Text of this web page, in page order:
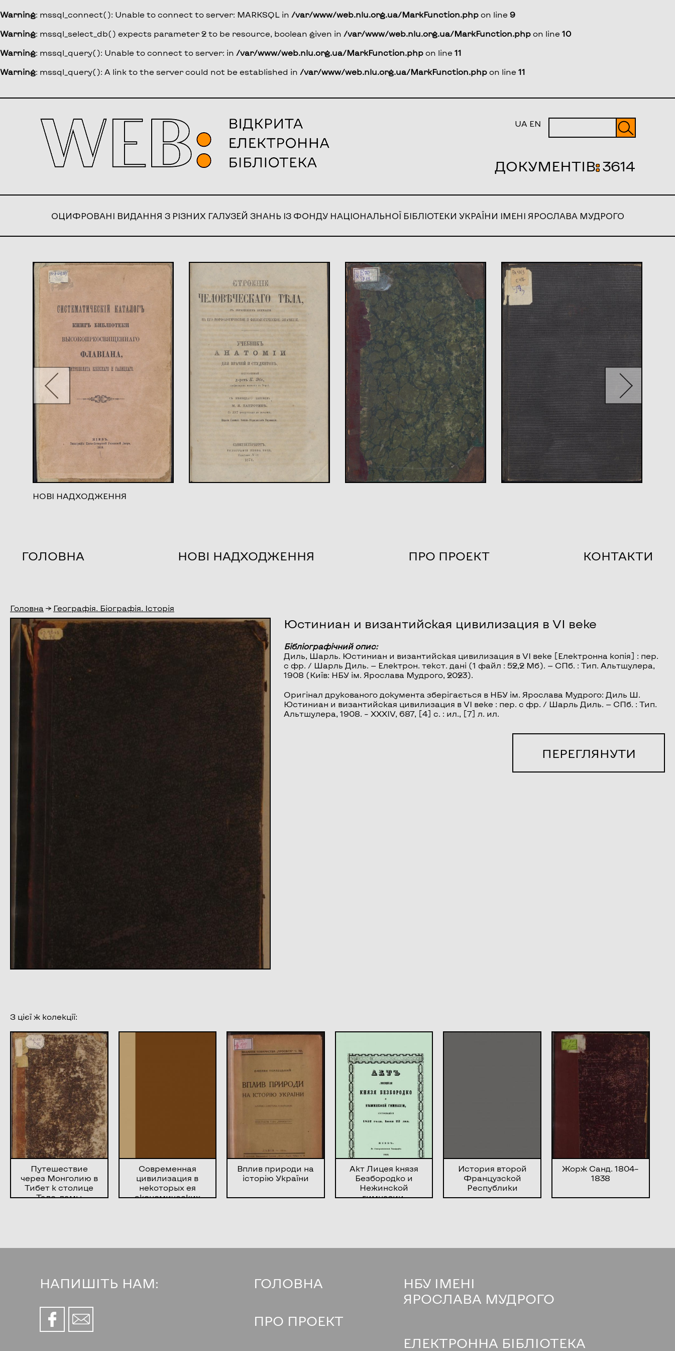
Warning: mssql_connect(): Unable to connect to server: MARKSQL in /var/www/web.nlu.org.ua/MarkFunction.php on line 9
Warning: mssql_select_db() expects parameter 2 to be resource, boolean given in /var/www/web.nlu.org.ua/MarkFunction.php on line 10
Warning: mssql_query(): Unable to connect to server: in /var/www/web.nlu.org.ua/MarkFunction.php on line 11
Warning: mssql_query(): A link to the server could not be established in /var/www/web.nlu.org.ua/MarkFunction.php on line 11
UA EN
ДОКУМЕНТІВ:3614
ОЦИФРОВАНІ ВИДАННЯ З РІЗНИХ ГАЛУЗЕЙ ЗНАНЬ ІЗ ФОНДУ НАЦІОНАЛЬНОЇ БІБЛІОТЕКИ УКРАЇНИ ІМЕНІ ЯРОСЛАВА МУДРОГО
НОВІ НАДХОДЖЕННЯ
ГОЛОВНА НОВІ НАДХОДЖЕННЯ ПРО ПРОЕКТ КОНТАКТИ
Головна → Географія. Біографія. Історія
Юстиниан и византийская цивилизация в VI веке
Бібліографічний опис:
Диль, Шарль. Юстиниан и византийская цивилизация в VI веке [Електронна копія] : пер.
с фр. / Шарль Диль. — Електрон. текст. дані (1 файл : 52,2 Мб). — СПб. : Тип. Альтшулера,
1908 (Київ: НБУ ім. Ярослава Мудрого, 2023).
Оригінал друкованого документа зберігається в НБУ ім. Ярослава Мудрого: Диль Ш.
Юстиниан и византийская цивилизация в VI веке : пер. с фр. / Шарль Диль. — СПб. : Тип.
Альтшулера, 1908. – XXXIV, 687, [4] с. : ил., [7] л. ил.
ПЕРЕГЛЯНУТИ
З цієї ж колекції:
Путешествие
через Монголию в
Тибет к столице
Тале-ламы
Современная
цивилизация в
некоторых ея
экономических
Вплив природи на
історію України
Акт Лицея князя
Безбородко и
Нежинской
гимназии,
История второй
Французской
Республики
Жорж Санд. 1804–
1838
НАПИШІТЬ НАМ: ГОЛОВНА
ПРО ПРОЕКТ
НБУ ІМЕНІ
ЯРОСЛАВА МУДРОГО
ЕЛЕКТРОННА БІБЛІОТЕКА